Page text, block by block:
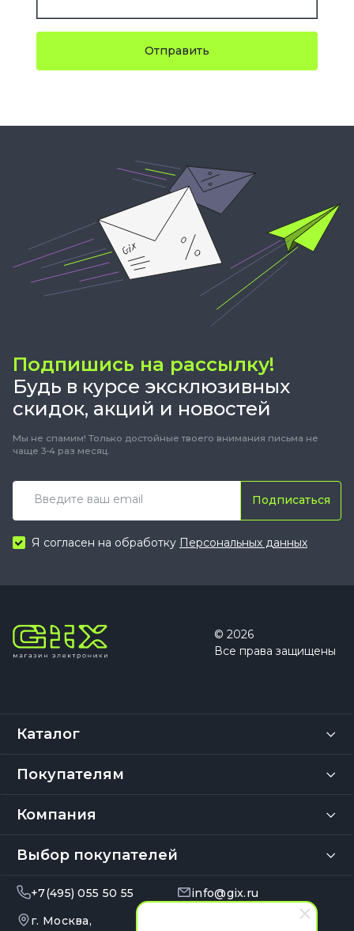
Отправить
Подпишись на рассылку!
Будь в курсе эксклюзивных
скидок, акций и новостей
Мы не спамим! Только достойные твоего внимания письма не
чаще 3-4 раз месяц.
Подписаться
Я согласен на обработку Персональных данных
© 2026
Все права защищены
Каталог
Покупателям
Компания
Выбор покупателей
+7(495) 055 50 55
info@gix.ru
г. Москва,